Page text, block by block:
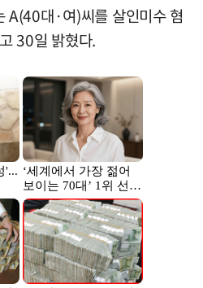
A(40대·여)씨를 살인미수 혐
30일 밝혔다.